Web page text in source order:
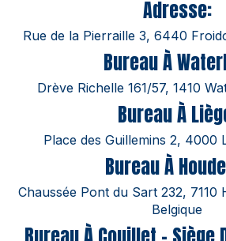
Adresse:
Rue de la Pierraille 3, 6440
Bureau À
Drève Richelle 161/57, 1410
Bureau À
Place des Guillemins 2, 4000
Bureau À
Chaussée Pont du Sart 232, 7110
Belgique